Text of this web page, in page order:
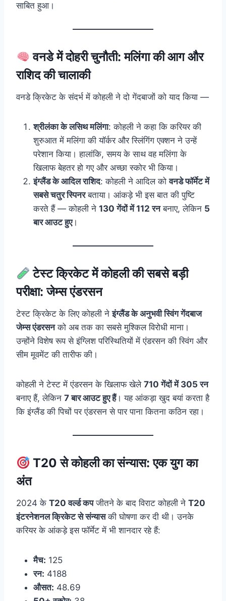
साबित हुआ।
वनडे में दोहरी चुनौती: मलिंगा की आग और
राशिद की चालाकी
वनडे क्रिकेट के संदर्भ में कोहली ने दो गेंदबाजों को याद किया —
श्रीलंका के लसिथ मलिंगा: कोहली ने कहा कि करियर की
शुरुआत में मलिंगा की यॉर्कर और स्लिंगिंग एक्शन ने उन्हें
परेशान किया। हालांकि, समय के साथ वह मलिंगा के
खिलाफ बेहतर हो गए और अच्छा स्कोर भी किया।
इंग्लैंड के आदिल राशिद: कोहली ने आदिल कोवनडे फॉर्मेट में
सबसे चतुर स्पिनरबताया। आंकड़े भी इस बात की पुष्टि
करते हैं — कोहली ने 130 गेंदों में 112 रनबनाए, लेकिन 5
बार आउट हुए।
टेस्ट क्रिकेट में कोहली की सबसे बड़ी
परीक्षा: जेम्स एंडरसन
टेस्ट क्रिकेट के लिए कोहली नेइंग्लैंड के अनुभवी स्विंग गेंदबाज
जेम्स एंडरसनको अब तक का सबसे मुश्किल विरोधी माना।
उन्होंने विशेष रूप से इंग्लिश परिस्थितियों में एंडरसन की स्विंग और
सीम मूवमेंट की तारीफ की।
कोहली ने टेस्ट में एंडरसन के खिलाफ खेले 710 गेंदों में 305 रन
बनाए हैं, लेकिन 7 बार आउट हुए हैं। यह आंकड़ा खुद बयां करता है
कि इंग्लैंड की पिचों पर एंडरसन से पार पाना कितना कठिन रहा।
T20 से कोहली का संन्यास: एक युग का
अंत
2024 के T20 वर्ल्ड कपजीतने के बाद विराट कोहली ने T20
इंटरनेशनल क्रिकेट से संन्यासकी घोषणा कर दी थी। उनके
करियर के आंकड़े इस फॉर्मेट में भी शानदार रहे हैं:
मैच: 125
रन: 4188
औसत: 48.69